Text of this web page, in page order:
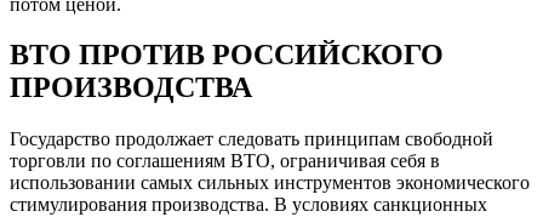
ВТО ПРОТИВ РОССИЙСКОГО
ПРОИЗВОДСТВА
Государство продолжает следовать принципам свободной
торговли по соглашениям ВТО, ограничивая себя в
использовании самых сильных инструментов экономического
стимулирования производства. В условиях санкционных